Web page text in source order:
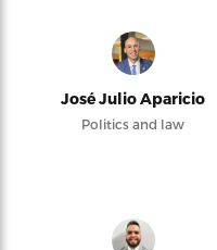
José Julio Aparicio
Politics and law